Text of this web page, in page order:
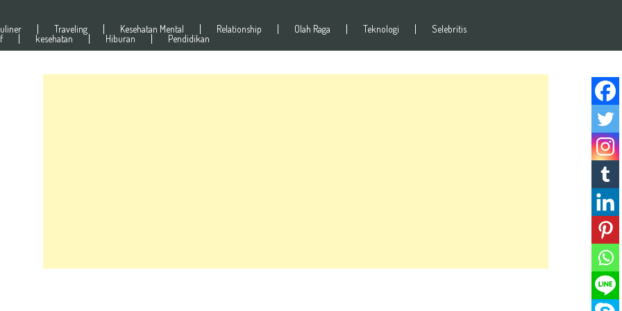
Traveling Kesehatan Mental Relationship Olah Raga Teknologi
Selebritis
kesehatan Hiburan Pendidikan